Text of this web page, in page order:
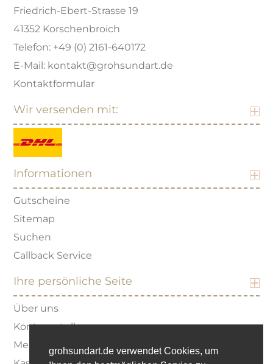
grohsundart.de verwendet Cookies, um
Friedrich-Ebert-Strasse 19
41352 Korschenbroich
Telefon: +49 (0) 2161-640172
E-Mail: kontakt@grohsundart.de
Kontaktformular
Wir versenden mit:
Informationen
Gutscheine
Sitemap
Suchen
Callback Service
Ihre persönliche Seite
Über uns
Konto erstellen
Merkzettel